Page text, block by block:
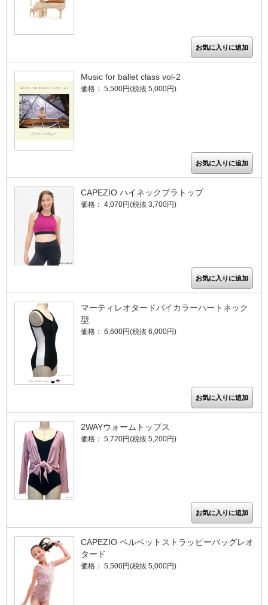
Music for ballet class vol-2
価格： 5,500円(税抜 5,000円)
CAPEZIO ハイネックブラトップ
価格： 4,070円(税抜 3,700円)
マーティレオタードバイカラーハートネック
型
価格： 6,600円(税抜 6,000円)
2WAYウォームトップス
価格： 5,720円(税抜 5,200円)
CAPEZIO ベルベットストラッピーバッグレオ
タード
価格： 5,500円(税抜 5,000円)